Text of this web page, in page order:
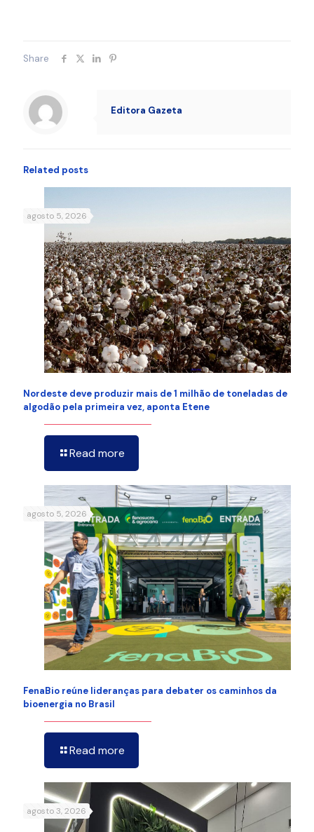
Share
Editora Gazeta
Related posts
agosto 5, 2026
Nordeste deve produzir mais de 1 milhão de toneladas de
algodão pela primeira vez, aponta Etene
Read more
agosto 5, 2026
FenaBio reúne lideranças para debater os caminhos da
bioenergia no Brasil
Read more
agosto 3, 2026